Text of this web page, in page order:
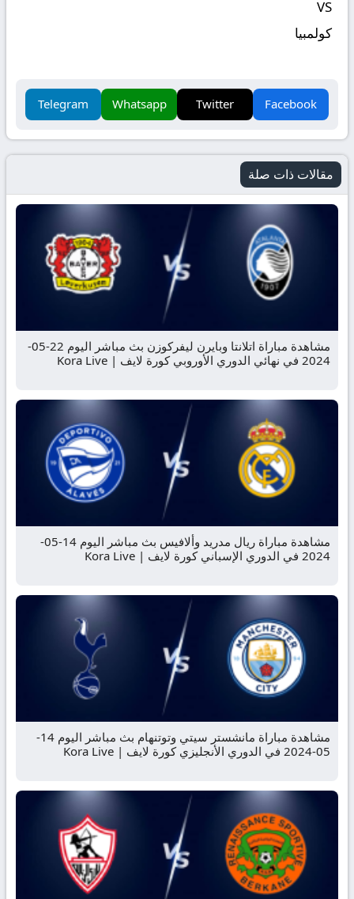
VS
كولمبيا
Facebook
Twitter
Whatsapp
Telegram
مقالات ذات صلة
مشاهدة مباراة اتلانتا وبايرن ليفركوزن بث مباشر اليوم 22-05-
2024 في نهائي الدوري الأوروبي كورة لايف | Kora Live
مشاهدة مباراة ريال مدريد وألافيس بث مباشر اليوم 14-05-
2024 في الدوري الإسباني كورة لايف | Kora Live
مشاهدة مباراة مانشستر سيتي وتوتنهام بث مباشر اليوم 14-
05-2024 في الدوري الأنجليزي كورة لايف | Kora Live